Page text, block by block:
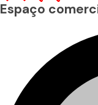
Espaço